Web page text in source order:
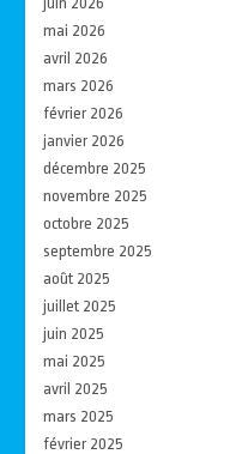
mai 2026
avril 2026
mars 2026
février 2026
janvier 2026
décembre 2025
novembre 2025
octobre 2025
septembre 2025
août 2025
juillet 2025
juin 2025
mai 2025
avril 2025
mars 2025
février 2025